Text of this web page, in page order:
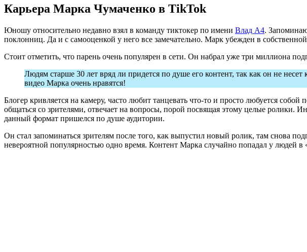
Карьера Марка Чумаченко в TikTok
Юношу относительно недавно взял в команду тиктокер по имени Влад A4.
поклонниц. Да и с самооценкой у него все замечательно. Марк убежден в
Стоит отметить, что парень очень популярен в сети. Он набрал уже три миллиона
Людям старше 30 лет вряд ли придется по душе его контент, так как он не
видео Марка очень нравятся!
Блогер кривляется на камеру, часто любит танцевать что-то и просто любуется
общаться со зрителями, отвечает на вопросы, порой посвящая этому целые ролики.
данный формат пришелся по душе аудитории.
Он стал запоминаться зрителям после того, как выпустил новый ролик, там снова
невероятной популярностью одно время. Контент Марка случайно попадал у людей в